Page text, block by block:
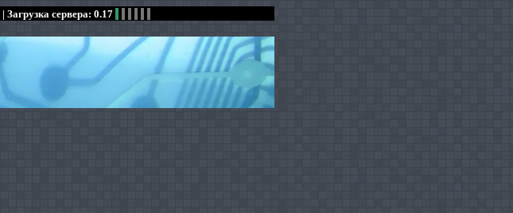
| Загрузка сервера: 0.17